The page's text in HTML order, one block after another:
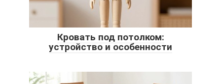
Кровать под потолком:
устройство и особенности